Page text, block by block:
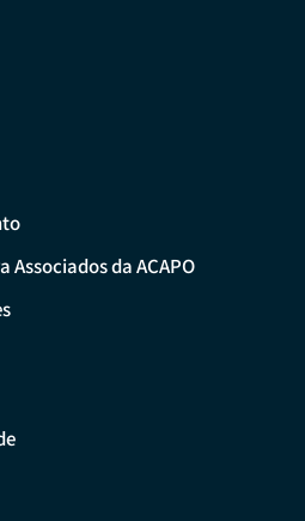
Associados da ACAPO